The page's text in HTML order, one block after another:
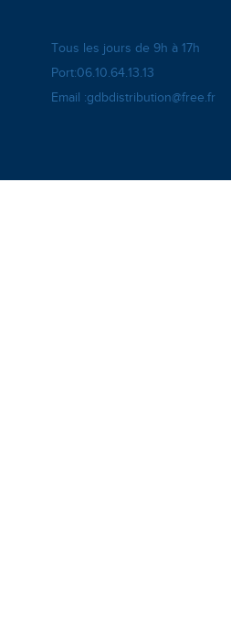
Tous les jours de 9h à 17h
Port:06.10.64.13.13
Email :gdbdistribution@free.fr